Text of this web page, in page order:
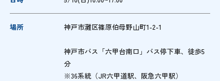
場所 神戸市灘区篠原伯母野山町1-2-1
神戸市バス「六甲台南口」バス停下車、徒歩5
分
※36系統（JR六甲道駅、阪急六甲駅）